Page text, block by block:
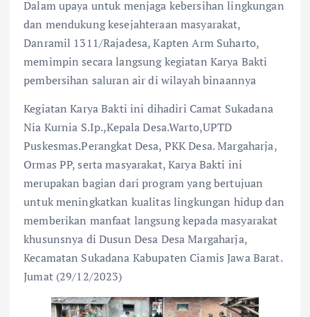
Dalam upaya untuk menjaga kebersihan lingkungan
dan mendukung kesejahteraan masyarakat,
Danramil 1311/Rajadesa, Kapten Arm Suharto,
memimpin secara langsung kegiatan Karya Bakti
pembersihan saluran air di wilayah binaannya
Kegiatan Karya Bakti ini dihadiri Camat Sukadana
Nia Kurnia S.Ip.,Kepala Desa.Warto,UPTD
Puskesmas.Perangkat Desa, PKK Desa. Margaharja,
Ormas PP, serta masyarakat, Karya Bakti ini
merupakan bagian dari program yang bertujuan
untuk meningkatkan kualitas lingkungan hidup dan
memberikan manfaat langsung kepada masyarakat
khusunsnya di Dusun Desa Desa Margaharja,
Kecamatan Sukadana Kabupaten Ciamis Jawa Barat.
Jumat (29/12/2023)